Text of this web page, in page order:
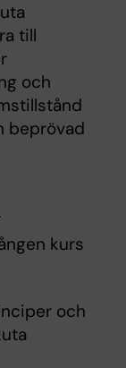
till
och
beprövad
kurs
och